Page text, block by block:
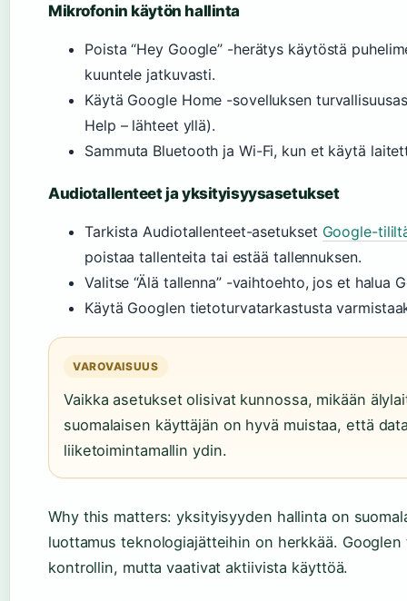
Mikrofonin käytön hallinta
Poista “Hey Google” -herätys käytöstä
kuuntele jatkuvasti.
Käytä Google Home -sovelluksen
Help – lähteet yllä).
Sammuta Bluetooth ja Wi-Fi, kun et käytä
Audiotallenteet ja yksityisyysasetukset
Tarkista Audiotallenteet-asetukset Google-
poistaa tallenteita tai estää tallennuksen.
Valitse “Älä tallenna” -vaihtoehto, jos et halua
Käytä Googlen tietoturvatarkastusta
VAROVAISUUS
Vaikka asetukset olisivat kunnossa, mikään
suomalaisen käyttäjän on hyvä muistaa, että
liiketoimintamallin ydin.
Why this matters: yksityisyyden hallinta on
luottamus teknologiajätteihin on herkkää.
kontrollin, mutta vaativat aktiivista käyttöä.